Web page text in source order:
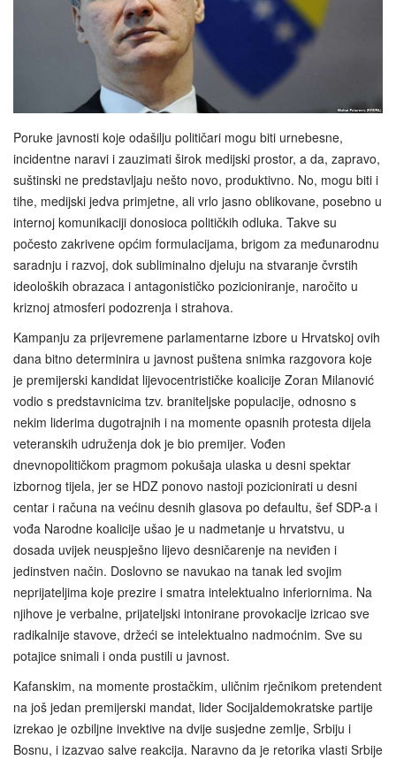
Poruke javnosti koje odašilju političari mogu biti urnebesne,
incidentne naravi i zauzimati širok medijski prostor, a da, zapravo,
suštinski ne predstavljaju nešto novo, produktivno. No, mogu biti i
tihe, medijski jedva primjetne, ali vrlo jasno oblikovane, posebno u
internoj komunikaciji donosioca političkih odluka. Takve su
počesto zakrivene općim formulacijama, brigom za međunarodnu
saradnju i razvoj, dok subliminalno djeluju na stvaranje čvrstih
ideoloških obrazaca i antagonističko pozicioniranje, naročito u
kriznoj atmosferi podozrenja i strahova.
Kampanju za prijevremene parlamentarne izbore u Hrvatskoj ovih
dana bitno determinira u javnost puštena snimka razgovora koje
je premijerski kandidat lijevocentrističke koalicije Zoran Milanović
vodio s predstavnicima tzv. braniteljske populacije, odnosno s
nekim liderima dugotrajnih i na momente opasnih protesta dijela
veteranskih udruženja dok je bio premijer. Vođen
dnevnopolitičkom pragmom pokušaja ulaska u desni spektar
izbornog tijela, jer se HDZ ponovo nastoji pozicionirati u desni
centar i računa na većinu desnih glasova po defaultu, šef SDP-a i
vođa Narodne koalicije ušao je u nadmetanje u hrvatstvu, u
dosada uvijek neuspješno lijevo desničarenje na neviđen i
jedinstven način. Doslovno se navukao na tanak led svojim
neprijateljima koje prezire i smatra intelektualno inferiornima. Na
njihove je verbalne, prijateljski intonirane provokacije izricao sve
radikalnije stavove, držeći se intelektualno nadmoćnim. Sve su
potajice snimali i onda pustili u javnost.
Kafanskim, na momente prostačkim, uličnim rječnikom pretendent
na još jedan premijerski mandat, lider Socijaldemokratske partije
izrekao je ozbiljne invektive na dvije susjedne zemlje, Srbiju i
Bosnu, i izazvao salve reakcija. Naravno da je retorika vlasti Srbije